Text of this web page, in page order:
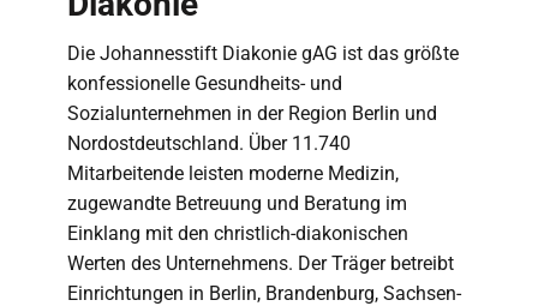
Die Johannesstift Diakonie gAG ist das größte
konfessionelle Gesundheits- und
Sozialunternehmen in der Region Berlin und
Nordostdeutschland. Über 11.740
Mitarbeitende leisten moderne Medizin,
zugewandte Betreuung und Beratung im
Einklang mit den christlich-diakonischen
Werten des Unternehmens. Der Träger betreibt
Einrichtungen in Berlin, Brandenburg, Sachsen-